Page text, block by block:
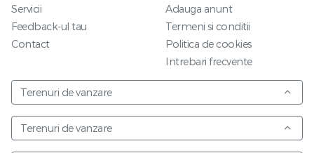
Servicii
Feedback-ul tau
Contact
Adauga anunt
Termeni si conditii
Politica de cookies
Intrebari frecvente
Terenuri de vanzare
Terenuri de vanzare